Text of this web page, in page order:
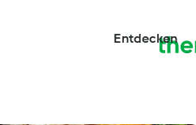
Entdecken